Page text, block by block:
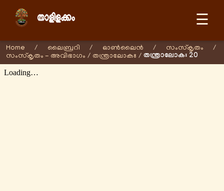
☰
Home / ലൈബ്രറി / ഓണ്‍ലൈന്‍ / സംസ്കൃതം
/
സംസ്കൃതം - അവിഭാഗം / തന്ത്രാലോകഃ / തന്ത്രാലോകഃ 20